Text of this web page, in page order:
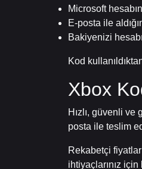
Microsoft
E-posta ile
Bakiyenizi
Kod
Xbox
Hızlı, güvenli ve
posta ile teslim
Rekabetçi
ihtiyaçlarınız